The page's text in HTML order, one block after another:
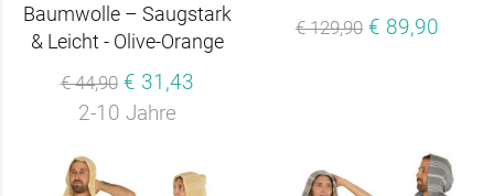
Baumwolle – Saugstark
& Leicht - Olive-Orange
€ 44,90 € 31,43
2-10 Jahre
€ 129,90 € 89,90